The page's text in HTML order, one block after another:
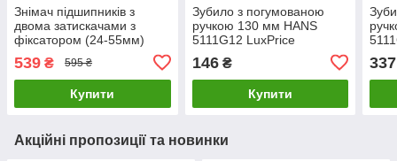
Знімач підшипників з
двома затискачами з
фіксатором (24-55мм)
539 ₴ 595 ₴
Купити
Зубило з погумованою
ручкою 130 мм HANS
5111G12 LuxPrice
146₴
Купити
337
Акційні пропозиції та новинки